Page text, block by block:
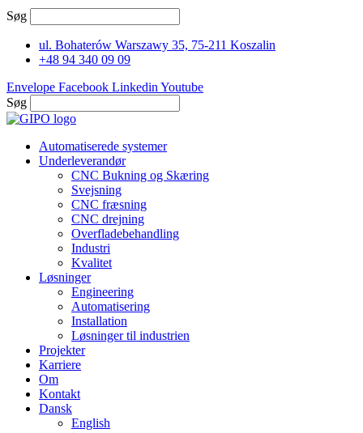
Søg
ul. Bohaterów Warszawy 35, 75-211 Koszalin
+48 94 340 09 09
Envelope Facebook Linkedin Youtube
Søg
Automatiserede systemer
Underleverandør
CNC Bukning og Skæring
Svejsning
CNC fræsning
CNC drejning
Overfladebehandling
Industri
Kvalitet
Løsninger
Engineering
Automatisering
Installation
Løsninger til industrien
Projekter
Karriere
Om
Kontakt
Dansk
English